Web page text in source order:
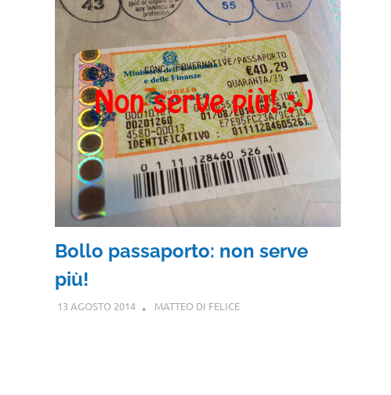
Bollo passaporto: non serve
più!
13 AGOSTO 2014 MATTEO DI FELICE